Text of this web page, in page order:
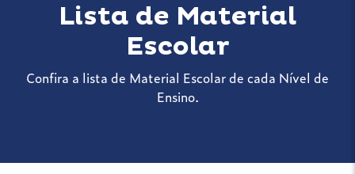
Lista de Material
Escolar
Confira a lista de Material Escolar de cada Nível de
Ensino.